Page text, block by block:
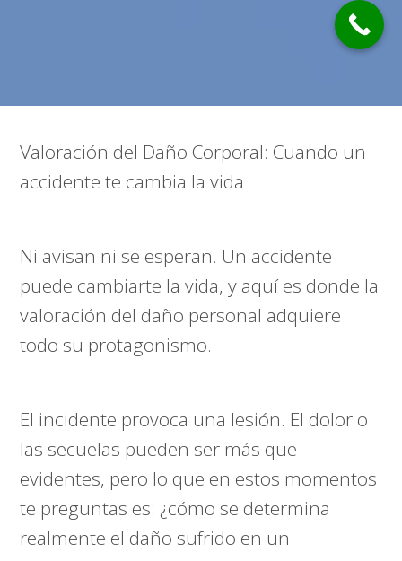
Valoración del Daño Corporal: Cuando un
accidente te cambia la vida
Ni avisan ni se esperan. Un accidente
puede cambiarte la vida, y aquí es donde la
valoración del daño personal adquiere
todo su protagonismo.
El incidente provoca una lesión. El dolor o
las secuelas pueden ser más que
evidentes, pero lo que en estos momentos
te preguntas es: ¿cómo se determina
realmente el daño sufrido en un